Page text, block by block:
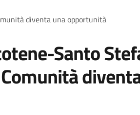
diventa una opportunità
Santo